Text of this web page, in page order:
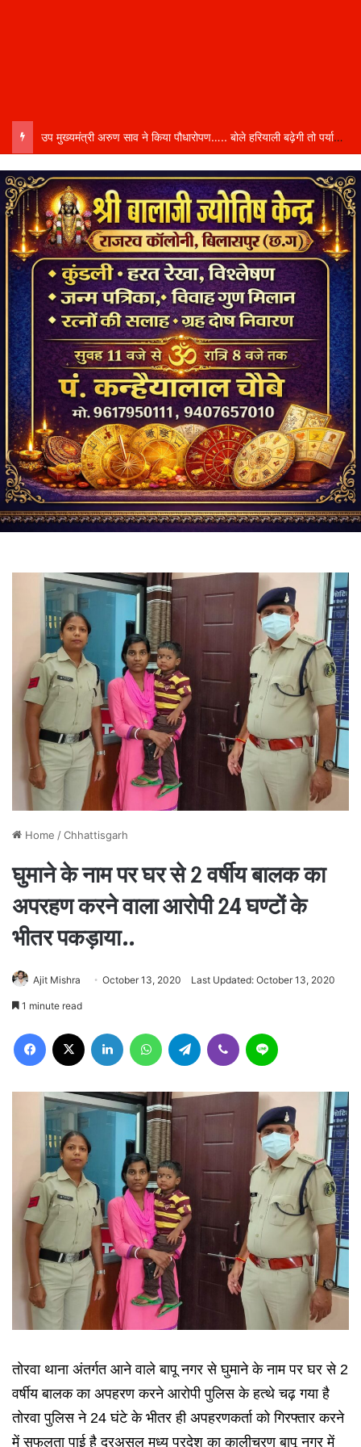
उप मुख्यमंत्री अरुण साव ने किया पौधारोपण….. बोले हरियाली बढ़ेगी तो पर्यावरण भी स्वस्थ और सुंदर बनेगा…..
Home /Chhattisgarh
घुमाने के नाम पर घर से 2 वर्षीय बालक का
अपरहण करने वाला आरोपी 24 घण्टों के
भीतर पकड़ाया..
Ajit Mishra October 13, 2020 Last Updated: October 13, 2020
1 minute read
Facebook LinkedIn WhatsAppTelegram Viber
तोरवा थाना अंतर्गत आने वाले बापू नगर से घुमाने के नाम पर घर से 2
वर्षीय बालक का अपहरण करने आरोपी पुलिस के हत्थे चढ़ गया है
तोरवा पुलिस ने 24 घंटे के भीतर ही अपहरणकर्ता को गिरफ्तार करने
में सफलता पाई है दरअसल मध्य प्रदेश का कालीचरण बापू नगर में